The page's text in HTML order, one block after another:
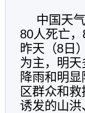
中国天
80人死亡
昨天（8日
为主，明
降雨和明
区群众和
诱发的山洪